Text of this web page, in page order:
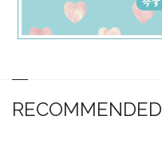
RECOMMENDED